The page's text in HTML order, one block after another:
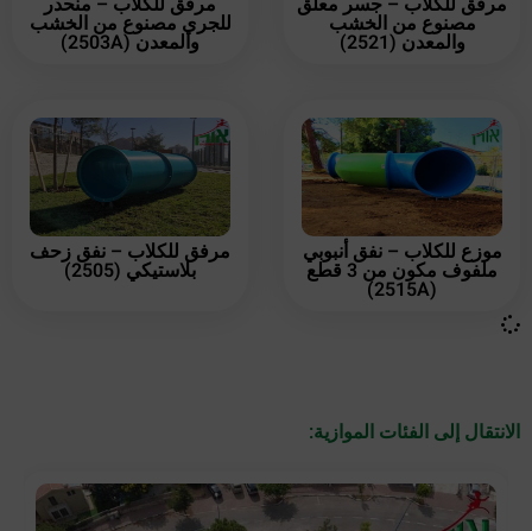
مصنوع من الخشب
والمعدن (2521)
للجري مصنوع من الخشب
والمعدن (2503A)
موزع للكلاب – نفق أنبوبي
ملفوف مكون من 3 قطع
(2515A)
مرفق للكلاب – نفق زحف
بلاستيكي (2505)
الانتقال إلى الفئات الموازية: